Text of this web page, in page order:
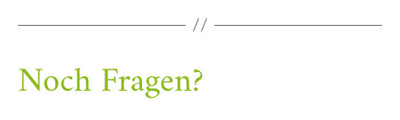
Noch Fragen?